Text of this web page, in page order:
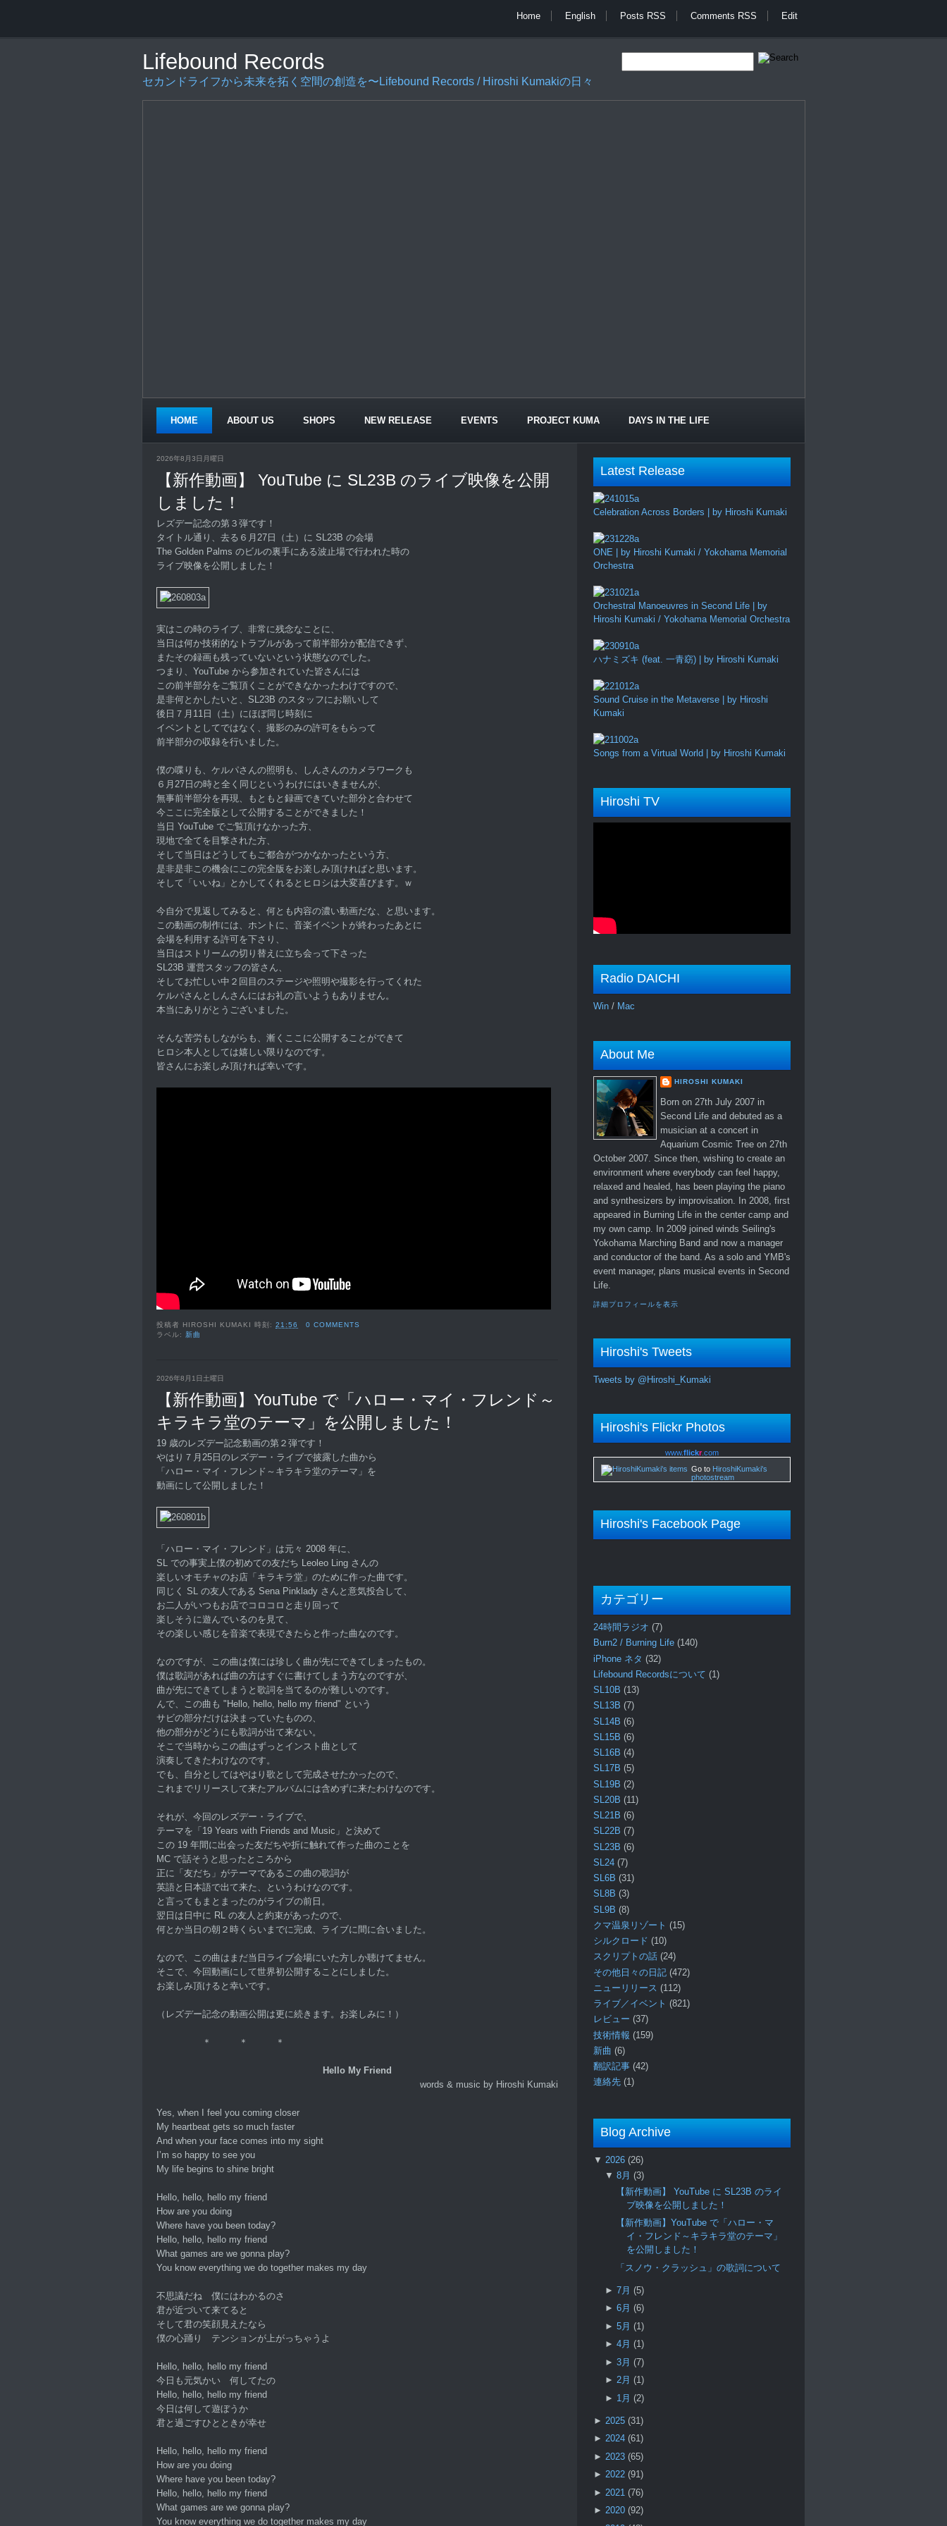
Home English Posts RSS Comments RSS Edit
Lifebound Records
セカンドライフから未来を拓く空間の創造を〜Lifebound Records / Hiroshi Kumakiの日々
HOME ABOUT US SHOPS NEW RELEASE EVENTS PROJECT KUMA DAYS IN THE LIFE
2026年8月3日月曜日
【新作動画】 YouTube に SL23B のライブ映像を公開
しました！
レズデー記念の第３弾です！
タイトル通り、去る６月27日（土）に SL23B の会場
The Golden Palms のビルの裏手にある波止場で行われた時の
ライブ映像を公開しました！
実はこの時のライブ、非常に残念なことに、
当日は何か技術的なトラブルがあって前半部分が配信できず、
またその録画も残っていないという状態なのでした。
つまり、YouTube から参加されていた皆さんには
この前半部分をご覧頂くことができなかったわけですので、
是非何とかしたいと、SL23B のスタッフにお願いして
後日７月11日（土）にほぼ同じ時刻に
イベントとしてではなく、撮影のみの許可をもらって
前半部分の収録を行いました。
僕の喋りも、ケルパさんの照明も、しんさんのカメラワークも
６月27日の時と全く同じというわけにはいきませんが、
無事前半部分を再現、もともと録画できていた部分と合わせて
今ここに完全版として公開することができました！
当日 YouTube でご覧頂けなかった方、
現地で全てを目撃された方、
そして当日はどうしてもご都合がつかなかったという方、
是非是非この機会にこの完全版をお楽しみ頂ければと思います。
そして「いいね」とかしてくれるとヒロシは大変喜びます。ｗ
今自分で見返してみると、何とも内容の濃い動画だな、と思います。
この動画の制作には、ホントに、音楽イベントが終わったあとに
会場を利用する許可を下さり、
当日はストリームの切り替えに立ち会って下さった
SL23B 運営スタッフの皆さん、
そしてお忙しい中２回目のステージや照明や撮影を行ってくれた
ケルパさんとしんさんにはお礼の言いようもありません。
本当にありがとうございました。
そんな苦労もしながらも、漸くここに公開することができて
ヒロシ本人としては嬉しい限りなのです。
皆さんにお楽しみ頂ければ幸いです。
投稿者 HIROSHI KUMAKI 時刻:21:56
0 COMMENTS
ラベル:新曲
2026年8月1日土曜日
【新作動画】YouTube で「ハロー・マイ・フレンド～
キラキラ堂のテーマ」を公開しました！
19 歳のレズデー記念動画の第２弾です！
やはり７月25日のレズデー・ライブで披露した曲から
「ハロー・マイ・フレンド～キラキラ堂のテーマ」を
動画にして公開しました！
「ハロー・マイ・フレンド」は元々 2008 年に、
SL での事実上僕の初めての友だち Leoleo Ling さんの
楽しいオモチャのお店「キラキラ堂」のために作った曲です。
同じく SL の友人である Sena Pinklady さんと意気投合して、
お二人がいつもお店でコロコロと走り回って
楽しそうに遊んでいるのを見て、
その楽しい感じを音楽で表現できたらと作った曲なのです。
なのですが、この曲は僕には珍しく曲が先にできてしまったもの。
僕は歌詞があれば曲の方はすぐに書けてしまう方なのですが、
曲が先にできてしまうと歌詞を当てるのが難しいのです。
んで、この曲も "Hello, hello, hello my friend" という
サビの部分だけは決まっていたものの、
他の部分がどうにも歌詞が出て来ない。
そこで当時からこの曲はずっとインスト曲として
演奏してきたわけなのです。
でも、自分としてはやはり歌として完成させたかったので、
これまでリリースして来たアルバムには含めずに来たわけなのです。
それが、今回のレズデー・ライブで、
テーマを「19 Years with Friends and Music」と決めて
この 19 年間に出会った友だちや折に触れて作った曲のことを
MC で話そうと思ったところから
正に「友だち」がテーマであるこの曲の歌詞が
英語と日本語で出て来た、というわけなのです。
と言ってもまとまったのがライブの前日。
翌日は日中に RL の友人と約束があったので、
何とか当日の朝２時くらいまでに完成、ライブに間に合いました。
なので、この曲はまだ当日ライブ会場にいた方しか聴けてません。
そこで、今回動画にして世界初公開することにしました。
お楽しみ頂けると幸いです。
（レズデー記念の動画公開は更に続きます。お楽しみに！）
＊ ＊ ＊
Hello My Friend
words & music by Hiroshi Kumaki
Yes, when I feel you coming closer
My heartbeat gets so much faster
And when your face comes into my sight
I’m so happy to see you
My life begins to shine bright
Hello, hello, hello my friend
How are you doing
Where have you been today?
Hello, hello, hello my friend
What games are we gonna play?
You know everything we do together makes my day
不思議だね 僕にはわかるのさ
君が近づいて来てると
そして君の笑顔見えたなら
僕の心踊り テンションが上がっちゃうよ
Hello, hello, hello my friend
今日も元気かい 何してたの
Hello, hello, hello my friend
今日は何して遊ぼうか
君と過ごすひとときが幸せ
Hello, hello, hello my friend
How are you doing
Where have you been today?
Hello, hello, hello my friend
What games are we gonna play?
You know everything we do together makes my day
Latest Release
Celebration Across Borders | by Hiroshi Kumaki
ONE | by Hiroshi Kumaki / Yokohama Memorial
Orchestra
Orchestral Manoeuvres in Second Life | by
Hiroshi Kumaki / Yokohama Memorial Orchestra
ハナミズキ (feat. 一青窈) | by Hiroshi Kumaki
Sound Cruise in the Metaverse | by Hiroshi
Kumaki
Songs from a Virtual World | by Hiroshi Kumaki
Hiroshi TV
Radio DAICHI
Win / Mac
About Me
HIROSHI KUMAKI
Born on 27th July 2007 in
Second Life and debuted as a
musician at a concert in
Aquarium Cosmic Tree on 27th
October 2007. Since then, wishing to create an
environment where everybody can feel happy,
relaxed and healed, has been playing the piano
and synthesizers by improvisation. In 2008, first
appeared in Burning Life in the center camp and
my own camp. In 2009 joined winds Seiling's
Yokohama Marching Band and now a manager
and conductor of the band. As a solo and YMB's
event manager, plans musical events in Second
Life.
詳細プロフィールを表示
Hiroshi's Tweets
Tweets by @Hiroshi_Kumaki
Hiroshi's Flickr Photos
www.flickr .com
Go to HiroshiKumaki's
photostream
Hiroshi's Facebook Page
カテゴリー
24時間ラジオ (7)
Burn2 / Burning Life (140)
iPhone ネタ (32)
Lifebound Recordsについて (1)
SL10B (13)
SL13B (7)
SL14B (6)
SL15B (6)
SL16B (4)
SL17B (5)
SL19B (2)
SL20B (11)
SL21B (6)
SL22B (7)
SL23B (6)
SL24 (7)
SL6B (31)
SL8B (3)
SL9B (8)
クマ温泉リゾート (15)
シルクロード (10)
スクリプトの話 (24)
その他日々の日記 (472)
ニューリリース (112)
ライブ／イベント (821)
レビュー (37)
技術情報 (159)
新曲 (6)
翻訳記事 (42)
連絡先 (1)
Blog Archive
▼ 2026 (26)
▼ 8月 (3)
【新作動画】 YouTube に SL23B のライ
ブ映像を公開しました！
【新作動画】YouTube で「ハロー・マ
イ・フレンド～キラキラ堂のテーマ」
を公開しました！
「スノウ・クラッシュ」の歌詞について
► 7月 (5)
► 6月 (6)
► 5月 (1)
► 4月 (1)
► 3月 (7)
► 2月 (1)
► 1月 (2)
► 2025 (31)
► 2024 (61)
► 2023 (65)
► 2022 (91)
► 2021 (76)
► 2020 (92)